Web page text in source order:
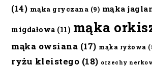
(14) mąka gryczana (9) mąka
migdałowa (11) mąka
mąka owsiana (17) mąka ryżowa
ryżu kleistego (18) orzechy